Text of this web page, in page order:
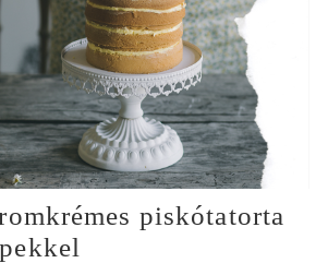
piskótatorta